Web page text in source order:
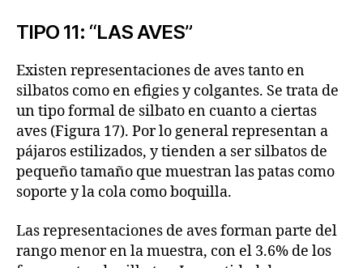
TIPO 11: “LAS AVES”
Existen representaciones de aves tanto en
silbatos como en efigies y colgantes. Se trata de
un tipo formal de silbato en cuanto a ciertas
aves (Figura 17). Por lo general representan a
pájaros estilizados, y tienden a ser silbatos de
pequeño tamaño que muestran las patas como
soporte y la cola como boquilla.
Las representaciones de aves forman parte del
rango menor en la muestra, con el 3.6% de los